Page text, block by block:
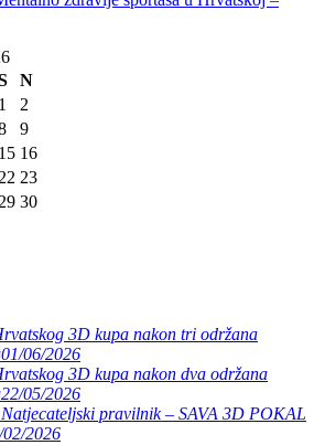
N
1
2
9
15 16
22 23
29 30
3D kupa nakon tri održana
01/06/2026
3D kupa nakon dva održana
22/05/2026
pravilnik – SAVA 3D POKAL
02/2026